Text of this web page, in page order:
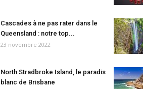
Cascades à ne pas rater dans le
Queensland : notre top...
23 novembre 2022
North Stradbroke Island, le paradis
blanc de Brisbane